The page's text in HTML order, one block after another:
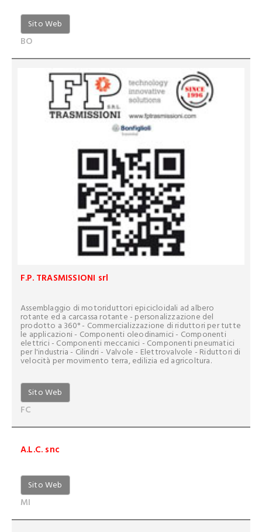
Sito Web
BO
F.P. TRASMISSIONI srl
Assemblaggio di motoriduttori epicicloidali ad albero
rotante ed a carcassa rotante - personalizzazione del
prodotto a 360° - Commercializzazione di riduttori per tutte
le applicazioni - Componenti oleodinamici - Componenti
elettrici - Componenti meccanici - Componenti pneumatici
per l'industria - Cilindri - Valvole - Elettrovalvole - Riduttori di
velocità per movimento terra, edilizia ed agricoltura.
Sito Web
FC
A.L.C. snc
Sito Web
MI